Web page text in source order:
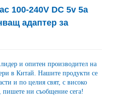
100-240V DC 5v 5a
адаптер за
и опитен производител на
в Китай. Нашите продукти се
и по целия свят, с високо
пишете ни съобщение сега!